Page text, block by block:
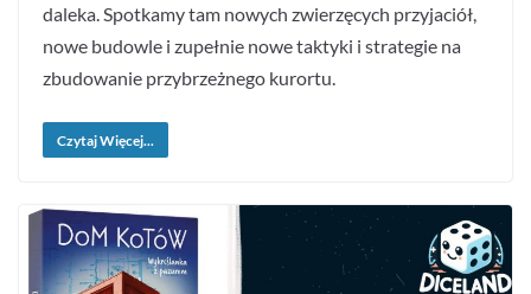
daleka. Spotkamy tam nowych zwierzęcych przyjaciół,
nowe budowle i zupełnie nowe taktyki i strategie na
zbudowanie przybrzeżnego kurortu.
Czytaj Więcej...